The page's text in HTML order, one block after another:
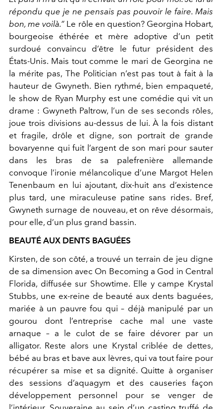
répondu que je ne pensais pas pouvoir le faire. Mais
bon, me voilà.” Le rôle en question? Georgina Hobart,
bourgeoise éthérée et mère adoptive d’un petit
surdoué convaincu d’être le futur président des
États-Unis. Mais tout comme le mari de Georgina ne
la mérite pas, The Politician n’est pas tout à fait à la
hauteur de Gwyneth. Bien rythmé, bien empaqueté,
le show de Ryan Murphy est une comédie qui vit un
drame : Gwyneth Paltrow, l’un de ses seconds rôles,
joue trois divisions au-dessus de lui. À la fois distant
et fragile, drôle et digne, son portrait de grande
bovaryenne qui fuit l’argent de son mari pour sauter
dans les bras de sa palefrenière allemande
convoque l’ironie mélancolique d’une Margot Helen
Tenenbaum en lui ajoutant, dix-huit ans d’existence
plus tard, une miraculeuse patine sans rides. Bref,
Gwyneth surnage de nouveau, et on rêve désormais,
pour elle, d’un plus grand bassin.
BEAUTÉ AUX DENTS BAGUÉES
Kirsten, de son côté, a trouvé un terrain de jeu digne
de sa dimension avec On Becoming a God in Central
Florida, diffusée sur Showtime. Elle y campe Krystal
Stubbs, une ex-reine de beauté aux dents baguées,
mariée à un pauvre fou qui – déjà manipulé par un
gourou dont l’entreprise cache mal une vaste
arnaque – a le culot de se faire dévorer par un
alligator. Reste alors une Krystal criblée de dettes,
bébé au bras et bave aux lèvres, qui va tout faire pour
récupérer sa mise et sa dignité. Quitte à organiser
des sessions d’aquagym et des causeries façon
développement personnel pour se venger de